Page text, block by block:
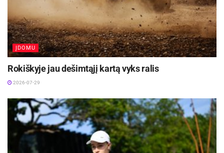
ĮDOMU
Rokiškyje jau dešimtąjį kartą vyks ralis
2026-07-29